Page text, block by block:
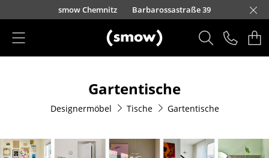
Direkt zum Inhalt
100
smow Chemnitz Barbarossastraße 39smow Düsseldorf
smow Essen
smow Frankfurt
smow Freiburg
smow Hamburg
smow Hannover
smow Kempten
smow Köln
smow Konstanz
smow Leipzig
smow Solothurn
smow Mainz
smow München
smow Nürnberg
smow Schwarzwald
smow Stuttgart
Esszimmerstühle
Sofas
Gartentische
Designermöbel Tische Gartentische